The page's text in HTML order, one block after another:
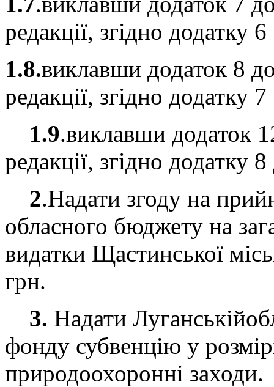
редакції, згідно додатку
1.8.виклавши додаток 8
редакції, згідно додатку
1.9.виклавши додаток
редакції, згідно додатку
2.Надати згоду на
обласного бюджету на
видатки Щастинської
грн.
3. Надати
фонду субвенцію у
природоохоронні заходи.